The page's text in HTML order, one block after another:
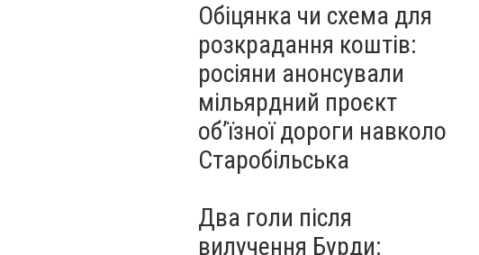
Обіцянка чи схема для
розкрадання коштів:
росіяни анонсували
мільярдний проєкт
об’їзної дороги навколо
Старобільська
Два голи після
вилучення Бурди: